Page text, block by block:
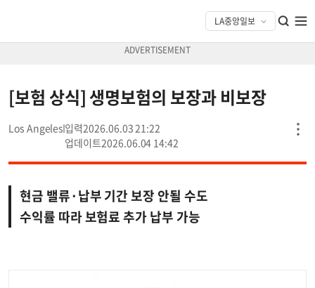
[보험 상식] 생명보험의 보장과 비보장
Los Angeles
2026.06.03 21:22
2026.06.04 14:42
현금 밸류·납부 기간 보장 안될 수도
수익률 따라 보험료 추가 납부 가능